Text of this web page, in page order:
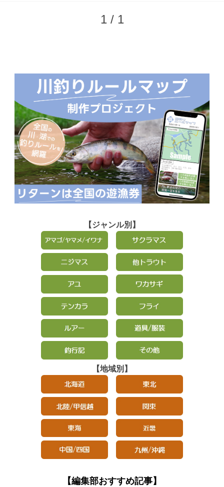
1 / 1
【ジャンル別】
【地域別】
【編集部おすすめ記事】